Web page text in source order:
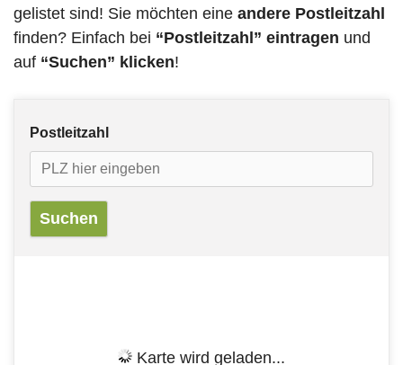
gelistet sind! Sie möchten eine andere Postleitzahl
finden? Einfach bei “Postleitzahl” eintragen und
auf “Suchen” klicken!
Postleitzahl
Karte wird geladen...